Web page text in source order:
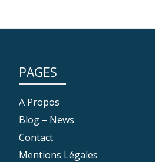
PAGES
A Propos
Blog – News
Contact
Mentions Légales